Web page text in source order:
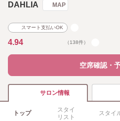
DAHLIA MAP
スマート支払いOK
4.94 （138件）
空席確認・
サロン情報
トップ
スタイ
リスト
スタイ